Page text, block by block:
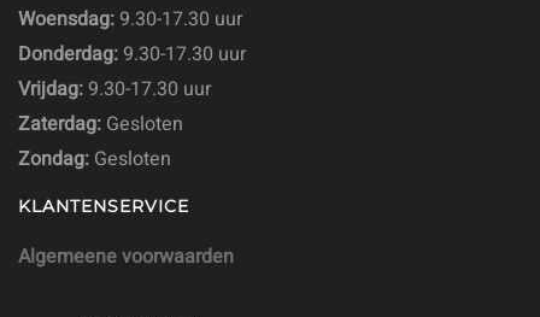
Woensdag: 9.30-17.30 uur
Donderdag: 9.30-17.30 uur
Vrijdag: 9.30-17.30 uur
Zaterdag: Gesloten
Zondag: Gesloten
KLANTENSERVICE
Algemeene voorwaarden